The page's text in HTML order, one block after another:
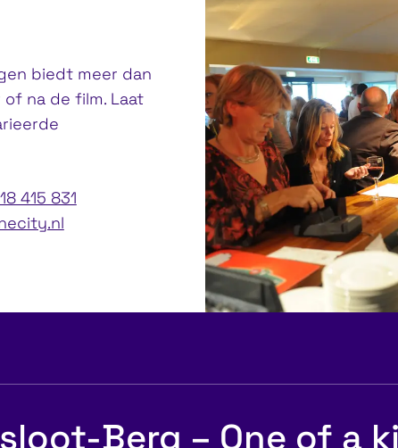
biedt meer dan
na de film. Laat
415 831
Berg – One of a